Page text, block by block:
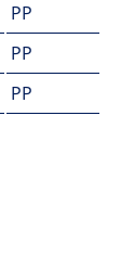
PP
PP
PP